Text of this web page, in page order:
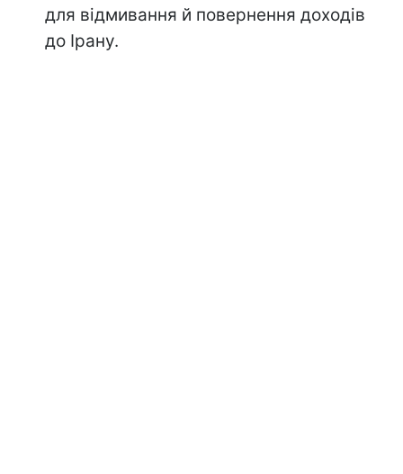
для відмивання й повернення доходів
до Ірану.